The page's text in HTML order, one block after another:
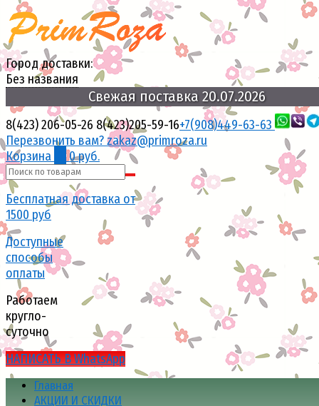
Город доставки:
Без названия
Свежая поставка 20.07.2026
8(423) 206-05-26 8(423)205-59-16+7(908)449-63-63
Перезвонить вам?zakaz@primroza.ru
Корзина
0 руб.
Бесплатная доставка от
1500 руб
Доступные
способы
оплаты
Работаем
кругло-
суточно
НАПИСАТЬ В WhatsApp
Главная
АКЦИИ И СКИДКИ